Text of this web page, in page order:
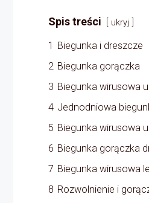
Spis treści ukryj
1 Biegunka i dreszcze
2 Biegunka gorączka
3 Biegunka wirusowa
4 Jednodniowa
5 Biegunka wirusowa
6 Biegunka gorączka
7 Biegunka wirusowa
8 Rozwolnienie i